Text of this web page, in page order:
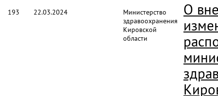
193 22.03.2024
Министерство
здравоохранения
Кировской
области
О